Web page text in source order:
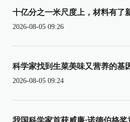
十亿分之一米尺度上，材料有了
2026-08-05 09:26
科学家找到生菜美味又营养的基
2026-08-05 09:24
我国科学家首获威廉·诺德伯格奖